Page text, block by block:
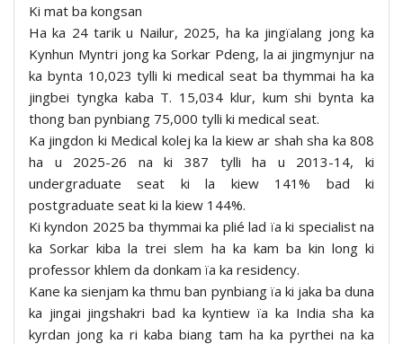
Ki mat ba kongsan
Ha ka 24 tarik u Nailur, 2025, ha ka jingïalang jong ka
Kynhun Myntri jong ka Sorkar Pdeng, la ai jingmynjur na
ka bynta 10,023 tylli ki medical seat ba thymmai ha ka
jingbei tyngka kaba T. 15,034 klur, kum shi bynta ka
thong ban pynbiang 75,000 tylli ki medical seat.
Ka jingdon ki Medical kolej ka la kiew ar shah sha ka 808
ha u 2025-26 na ki 387 tylli ha u 2013-14, ki
undergraduate seat ki la kiew 141% bad ki
postgraduate seat ki la kiew 144%.
Ki kyndon 2025 ba thymmai ka plié lad ïa ki specialist na
ka Sorkar kiba la trei slem ha ka kam ba kin long ki
professor khlem da donkam ïa ka residency.
Kane ka sienjam ka thmu ban pynbiang ïa ki jaka ba duna
ka jingai jingshakri bad ka kyntiew ïa ka India sha ka
kyrdan jong ka ri kaba biang tam ha ka pyrthei na ka